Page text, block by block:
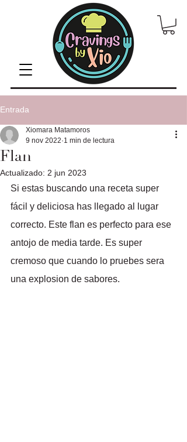
Entrada
Flan
Xiomara Matamoros
9 nov 2022 1 min de lectura
Actualizado: 2 jun 2023
Si estas buscando una receta super
fácil y deliciosa has llegado al lugar
correcto. Este flan es perfecto para ese
antojo de media tarde. Es super
cremoso que cuando lo pruebes sera
una explosion de sabores.